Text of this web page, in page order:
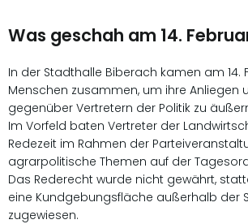
Was geschah am 14.
In der Stadthalle Biberach kamen am 14.
Menschen zusammen, um ihre Anliegen
gegenüber Vertretern der Politik zu
Im Vorfeld baten Vertreter der
Redezeit im Rahmen der
agrarpolitische Themen auf der
Das Rederecht wurde nicht gewährt,
eine Kundgebungsfläche außerhalb der
zugewiesen.